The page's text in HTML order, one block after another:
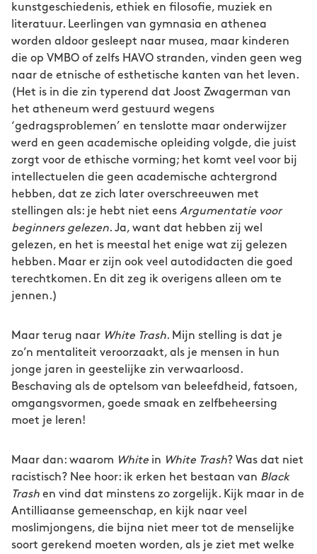
kunstgeschiedenis, ethiek en filosofie, muziek en
literatuur. Leerlingen van gymnasia en athenea
worden aldoor gesleept naar musea, maar kinderen
die op VMBO of zelfs HAVO stranden, vinden geen weg
naar de etnische of esthetische kanten van het leven.
(Het is in die zin typerend dat Joost Zwagerman van
het atheneum werd gestuurd wegens
‘gedragsproblemen’ en tenslotte maar onderwijzer
werd en geen academische opleiding volgde, die juist
zorgt voor de ethische vorming; het komt veel voor bij
intellectuelen die geen academische achtergrond
hebben, dat ze zich later overschreeuwen met
stellingen als: je hebt niet eens Argumentatie voor
beginners gelezen. Ja, want dat hebben zij wel
gelezen, en het is meestal het enige wat zij gelezen
hebben. Maar er zijn ook veel autodidacten die goed
terechtkomen. En dit zeg ik overigens alleen om te
jennen.)
Maar terug naar White Trash. Mijn stelling is dat je
zo’n mentaliteit veroorzaakt, als je mensen in hun
jonge jaren in geestelijke zin verwaarloosd.
Beschaving als de optelsom van beleefdheid, fatsoen,
omgangsvormen, goede smaak en zelfbeheersing
moet je leren!
Maar dan: waarom White in White Trash? Was dat niet
racistisch? Nee hoor: ik erken het bestaan van Black
Trash en vind dat minstens zo zorgelijk. Kijk maar in de
Antilliaanse gemeenschap, en kijk naar veel
moslimjongens, die bijna niet meer tot de menselijke
soort gerekend moeten worden, als je ziet met welke